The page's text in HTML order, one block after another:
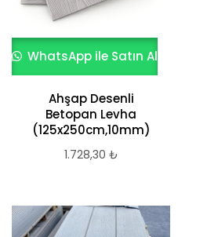
WhatsApp ile Satın Al
Ahşap Desenli
Betopan Levha
(125x250cm,10mm)
1.728,30 ₺